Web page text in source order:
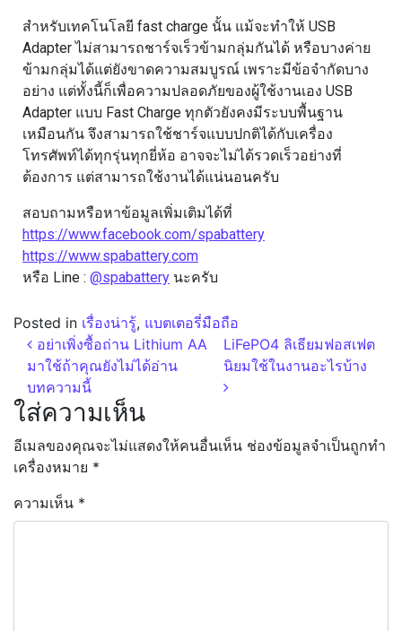
สำหรับเทคโนโลยี fast charge นั้น แม้จะทำให้ USB
Adapter ไม่สามารถชาร์จเร็วข้ามกลุ่มกันได้ หรือบางค่าย
ข้ามกลุ่มได้แต่ยังขาดความสมบูรณ์ เพราะมีข้อจำกัดบาง
อย่าง แต่ทั้งนี้ก็เพื่อความปลอดภัยของผู้ใช้งานเอง USB
Adapter แบบ Fast Charge ทุกตัวยังคงมีระบบพื้นฐาน
เหมือนกัน จึงสามารถใช้ชาร์จแบบปกติได้กับเครื่อง
โทรศัพท์ได้ทุกรุ่นทุกยี่ห้อ อาจจะไม่ได้รวดเร็วอย่างที่
ต้องการ แต่สามารถใช้งานได้แน่นอนครับ
สอบถามหรือหาข้อมูลเพิ่มเติมได้ที่
https://www.facebook.com/spabattery
https://www.spabattery.com
หรือ Line : @spabattery นะครับ
Posted in เรื่องน่ารู้, แบตเตอรี่มือถือ
อย่าเพิ่งซื้อถ่าน Lithium AA
มาใช้ถ้าคุณยังไม่ได้อ่าน
บทความนี้
LiFePO4 ลิเธียมฟอสเฟต
นิยมใช้ในงานอะไรบ้าง
ใส่ความเห็น
อีเมลของคุณจะไม่แสดงให้คนอื่นเห็น ช่องข้อมูลจำเป็นถูกทำ
เครื่องหมาย *
ความเห็น *